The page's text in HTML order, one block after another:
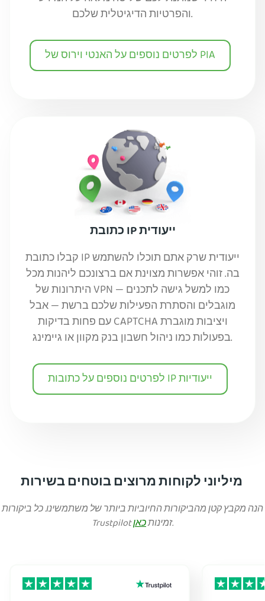
והפרטיות הדיגיטלית שלכם.
לפרטים נוספים על האנטי וירוס של PIA
כתובת IP ייעודית
קבלו כתובת IP ייעודית שרק אתם תוכלו להשתמש
בה. זוהי אפשרות מצוינת אם ברצונכם ליהנות מכל
היתרונות של VPN — כמו למשל גישה לתכנים
מוגבלים והסתרת הפעילות שלכם ברשת — אבל
עם פחות בדיקות CAPTCHA ויציבות מוגברת
בפעולות כמו ניהול חשבון בנק מקוון או גיימינג.
לפרטים נוספים על כתובות IP ייעודיות
הנה מקבץ קטן מהביקורות החיוביות ביותר של משתמשינו. כל ביקורות
Trustpilot זמינותכאן .